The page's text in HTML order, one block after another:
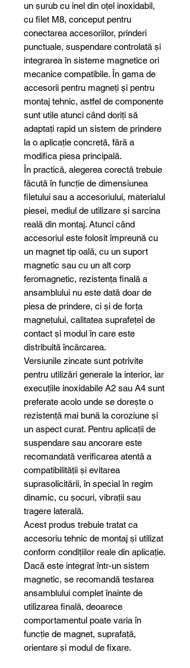
un șurub cu inel din oțel inoxidabil,
cu filet M8, conceput pentru
conectarea accesoriilor, prinderi
punctuale, suspendare controlată și
integrarea în sisteme magnetice ori
mecanice compatibile. În gama de
accesorii pentru magneți și pentru
montaj tehnic, astfel de componente
sunt utile atunci când doriți să
adaptați rapid un sistem de prindere
la o aplicație concretă, fără a
modifica piesa principală.
În practică, alegerea corectă trebuie
făcută în funcție de dimensiunea
filetului sau a accesoriului, materialul
piesei, mediul de utilizare și sarcina
reală din montaj. Atunci când
accesoriul este folosit împreună cu
un magnet tip oală, cu un suport
magnetic sau cu un alt corp
feromagnetic, rezistența finală a
ansamblului nu este dată doar de
piesa de prindere, ci și de forța
magnetului, calitatea suprafeței de
contact și modul în care este
distribuită încărcarea.
Versiunile zincate sunt potrivite
pentru utilizări generale la interior, iar
execuțiile inoxidabile A2 sau A4 sunt
preferate acolo unde se dorește o
rezistență mai bună la coroziune și
un aspect curat. Pentru aplicații de
suspendare sau ancorare este
recomandată verificarea atentă a
compatibilității și evitarea
suprasolicitării, în special în regim
dinamic, cu șocuri, vibrații sau
tragere laterală.
Acest produs trebuie tratat ca
accesoriu tehnic de montaj și utilizat
conform condițiilor reale din aplicație.
Dacă este integrat într-un sistem
magnetic, se recomandă testarea
ansamblului complet înainte de
utilizarea finală, deoarece
comportamentul poate varia în
funcție de magnet, suprafață,
orientare și modul de fixare.